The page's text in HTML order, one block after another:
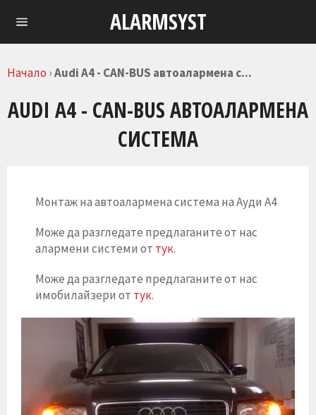
ALARMSYST
Начало ›Audi A4 - CAN-BUS автоалармена с...
AUDI A4 - CAN-BUS АВТОАЛАРМЕНА
СИСТЕМА
Монтаж на автоалармена система на Ауди А4
Може да разгледате предлаганите от нас
алармени системи от тук.
Може да разгледате предлаганите от нас
имобилайзери от тук.